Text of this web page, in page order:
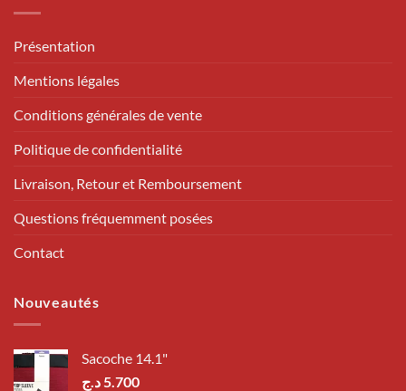
Présentation
Mentions légales
Conditions générales de vente
Politique de confidentialité
Livraison, Retour et Remboursement
Questions fréquemment posées
Contact
Nouveautés
Sacoche 14.1"
5.700د.ج